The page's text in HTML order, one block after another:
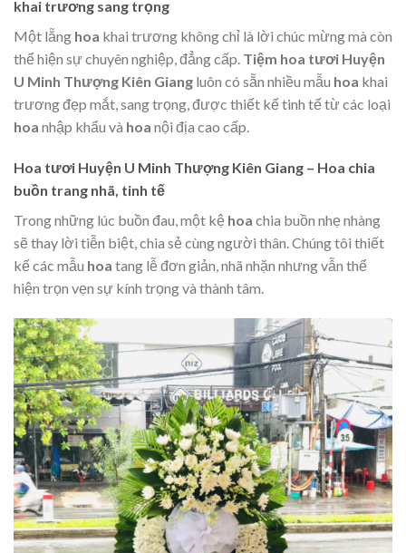
khai trương sang trọng
Một lẵng hoa khai trương không chỉ là lời chúc mừng mà còn
thể hiện sự chuyên nghiệp, đẳng cấp. Tiệm hoa tươi Huyện
U Minh Thượng Kiên Giang luôn có sẵn nhiều mẫu hoa khai
trương đẹp mắt, sang trọng, được thiết kế tinh tế từ các loại
hoa nhập khẩu và hoa nội địa cao cấp.
Hoa tươi Huyện U Minh Thượng Kiên Giang – Hoa chia
buồn trang nhã, tinh tế
Trong những lúc buồn đau, một kệ hoa chia buồn nhẹ nhàng
sẽ thay lời tiễn biệt, chia sẻ cùng người thân. Chúng tôi thiết
kế các mẫu hoa tang lễ đơn giản, nhã nhặn nhưng vẫn thể
hiện trọn vẹn sự kính trọng và thành tâm.